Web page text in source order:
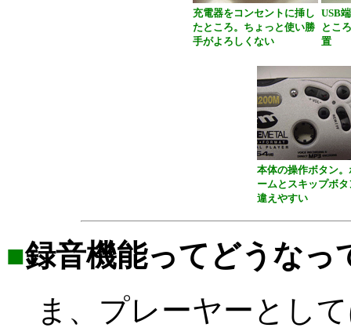
充電器をコンセントに挿し
たところ。ちょっと使い勝
手がよろしくない
USB
とこ
置
本体の操作ボタン。
ームとスキップボ
違えやすい
■録音機能ってどうなっ
ま、プレーヤーとし